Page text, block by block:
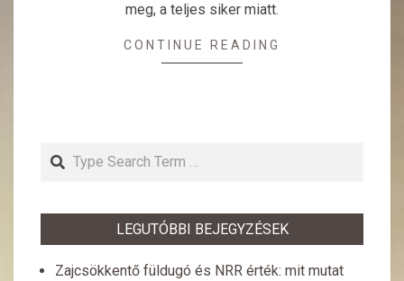
meg, a teljes siker miatt.
CONTINUE READING
Search
LEGUTÓBBI BEJEGYZÉSEK
Zajcsökkentő füldugó és NRR érték: mit mutat